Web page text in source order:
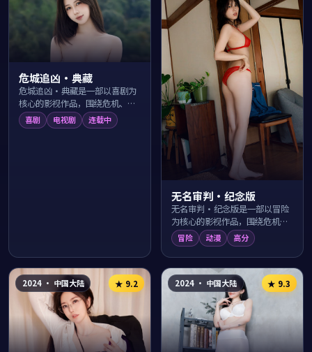
危城追凶·典藏
危城追凶·典藏是一部以喜剧为
核心的影视作品，围绕危机、反
转与人物成长展开，整体节奏紧
凑，值得推荐观看。
喜剧 电视剧 连载中
无名审判·纪念版
无名审判·纪念版是一部以冒险
为核心的影视作品，围绕危机、
反转与人物成长展开，整体节奏
紧凑，值得推荐观看。
冒险 动漫 高分
2024· 中国大陆 ★ 9.2 2024· 中国大陆 ★ 9.3